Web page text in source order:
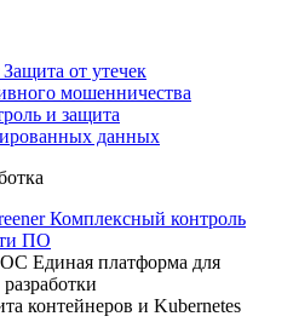
Защита от утечек
мошенничества
и защита
данных
Комплексный контроль
ПО
Единая платформа для
контейнеров и Kubernetes